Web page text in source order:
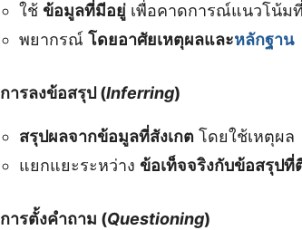
ใช้ข้อมูลที่มีอยู่ เพื่อคาดการณ์แนวโน้ม
พยากรณ์โดยอาศัยเหตุผลและหลักฐาน
การลงข้อสรุป (Inferring)
สรุปผลจากข้อมูลที่สังเกต โดยใช้เหตุผล
แยกแยะระหว่างข้อเท็จจริงกับข้อสรุปที่
การตั้งคำถาม (Questioning)